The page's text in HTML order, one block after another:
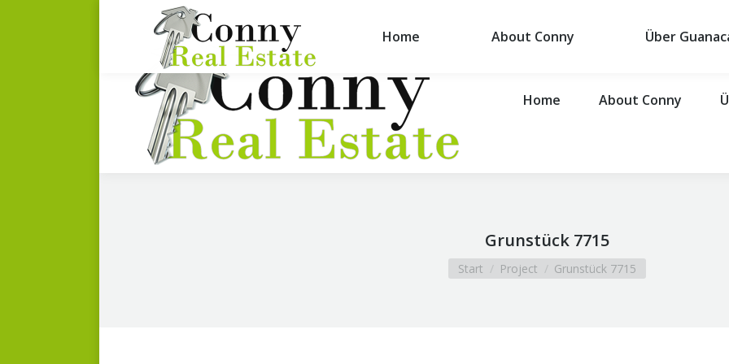
(506) 8378-7800
Home About Conny
Grunstück 7715
Sie befinden sich hier:
Start Project Grunstück 7715
Home About Conny Über